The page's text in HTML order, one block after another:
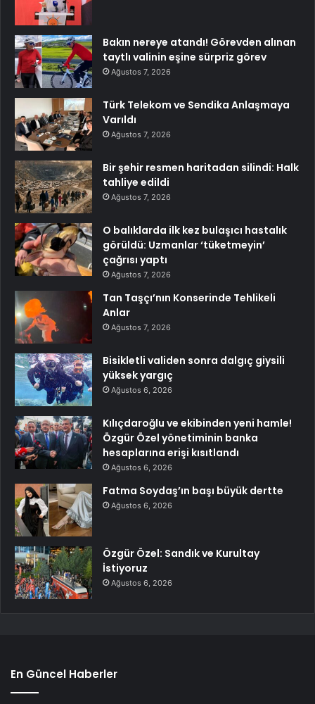
Bakın nereye atandı! Görevden alınan
taytlı valinin eşine sürpriz görev
Ağustos 7, 2026
Türk Telekom ve Sendika Anlaşmaya
Varıldı
Ağustos 7, 2026
Bir şehir resmen haritadan silindi: Halk
tahliye edildi
Ağustos 7, 2026
O balıklarda ilk kez bulaşıcı hastalık
görüldü: Uzmanlar ‘tüketmeyin’
çağrısı yaptı
Ağustos 7, 2026
Tan Taşçı’nın Konserinde Tehlikeli
Anlar
Ağustos 7, 2026
Bisikletli validen sonra dalgıç giysili
yüksek yargıç
Ağustos 6, 2026
Kılıçdaroğlu ve ekibinden yeni hamle!
Özgür Özel yönetiminin banka
hesaplarına erişi kısıtlandı
Ağustos 6, 2026
Fatma Soydaş’ın başı büyük dertte
Ağustos 6, 2026
Özgür Özel: Sandık ve Kurultay
İstiyoruz
Ağustos 6, 2026
En Güncel Haberler